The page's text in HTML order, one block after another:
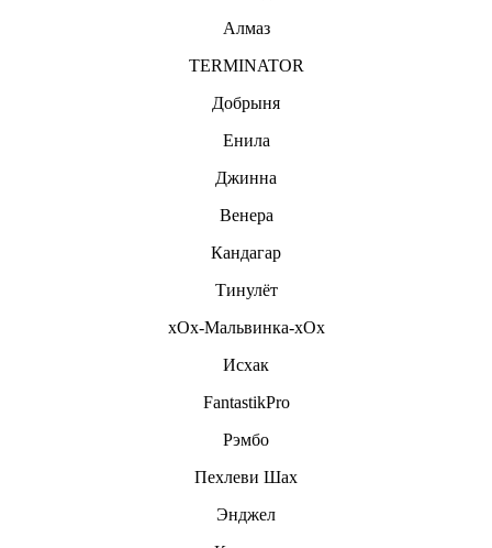
Алмаз
TERMINATOR
Дoбpыня
Енила
Джинна
Венера
Кандагар
Тинулёт
хОх-Мальвинка-хОх
Исхак
FantastikPro
Рэмбо
Пехлеви Шах
Энджел